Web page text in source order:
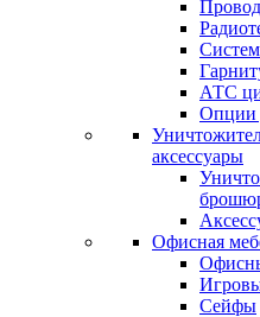
АТС
Опции
аксессуары
Офисная
Сейфы